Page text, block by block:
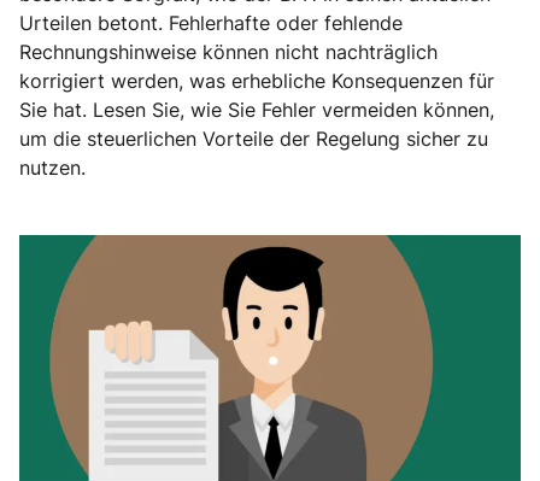
Urteilen betont. Fehlerhafte oder fehlende
Rechnungshinweise können nicht nachträglich
korrigiert werden, was erhebliche Konsequenzen für
Sie hat. Lesen Sie, wie Sie Fehler vermeiden können,
um die steuerlichen Vorteile der Regelung sicher zu
nutzen.